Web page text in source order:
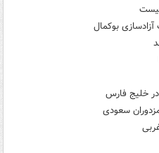
بوکمال
خلیج فارس